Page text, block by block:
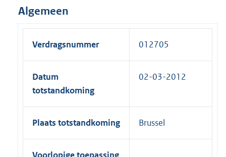
Algemeen
Verdragsnummer 012705
Datum
totstandkoming
02-03-2012
Plaats totstandkoming Brussel